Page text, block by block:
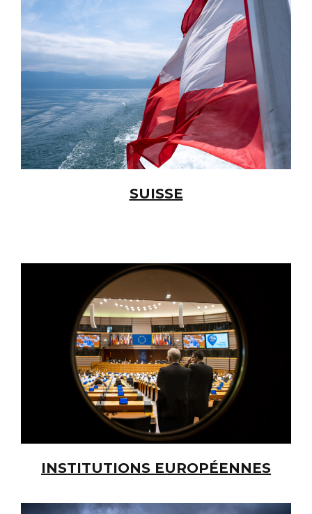
SUISSE
INSTITUTIONS EUROPÉENNES